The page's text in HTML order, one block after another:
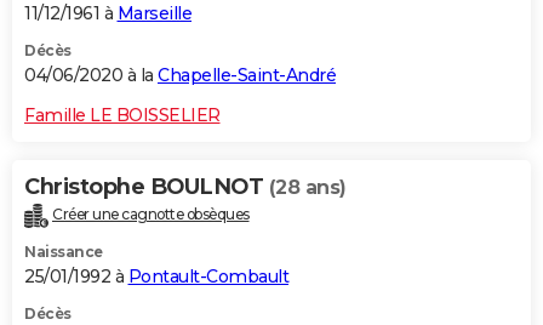
11/12/1961 à Marseille
Décès
04/06/2020 à la Chapelle-Saint-André
Famille LE BOISSELIER
Christophe BOULNOT (28 ans)
Créer une cagnotte obsèques
Naissance
25/01/1992 à Pontault-Combault
Décès